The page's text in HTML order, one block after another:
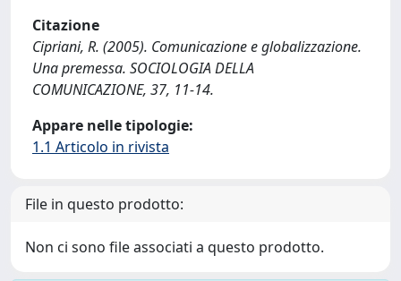
Citazione
Cipriani, R. (2005). Comunicazione e globalizzazione.
Una premessa. SOCIOLOGIA DELLA
COMUNICAZIONE, 37, 11-14.
Appare nelle tipologie:
1.1 Articolo in rivista
File in questo prodotto:
Non ci sono file associati a questo prodotto.